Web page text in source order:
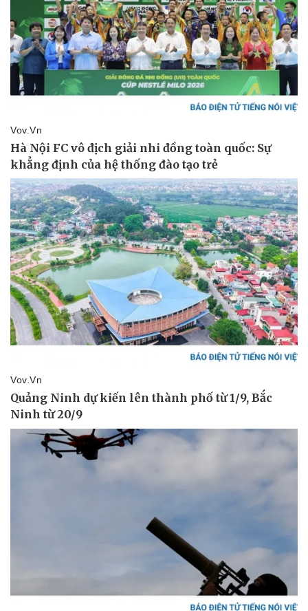
Kinh tế
Bất động sản
Khởi nghiệp
Thị trường
Giá vàng
Tiêu dùng
Tỷ giá
Chứng khoán
Giá cà phê